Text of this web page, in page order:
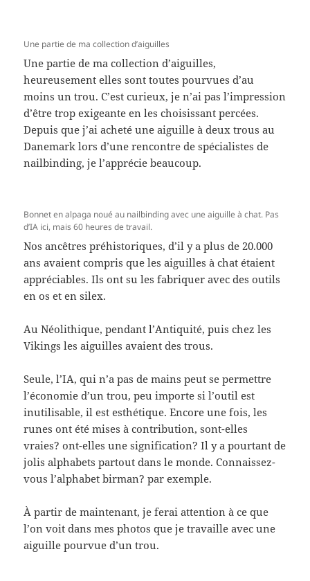
Une partie de ma collection d’aiguilles
Une partie de ma collection d’aiguilles,
heureusement elles sont toutes pourvues d’au
moins un trou. C’est curieux, je n’ai pas l’impression
d’être trop exigeante en les choisissant percées.
Depuis que j’ai acheté une aiguille à deux trous au
Danemark lors d’une rencontre de spécialistes de
nailbinding, je l’apprécie beaucoup.
Bonnet en alpaga noué au nailbinding avec une aiguille à chat. Pas
d’IA ici, mais 60 heures de travail.
Nos ancêtres préhistoriques, d’il y a plus de 20.000
ans avaient compris que les aiguilles à chat étaient
appréciables. Ils ont su les fabriquer avec des outils
en os et en silex.
Au Néolithique, pendant l’Antiquité, puis chez les
Vikings les aiguilles avaient des trous.
Seule, l’IA, qui n’a pas de mains peut se permettre
l’économie d’un trou, peu importe si l’outil est
inutilisable, il est esthétique. Encore une fois, les
runes ont été mises à contribution, sont-elles
vraies? ont-elles une signification? Il y a pourtant de
jolis alphabets partout dans le monde. Connaissez-
vous l’alphabet birman? par exemple.
À partir de maintenant, je ferai attention à ce que
l’on voit dans mes photos que je travaille avec une
aiguille pourvue d’un trou.